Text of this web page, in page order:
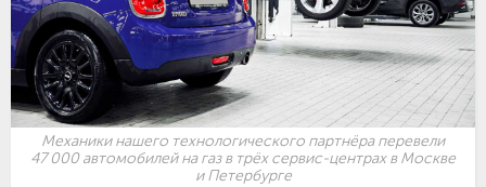
Механики нашего технологического партнёра перевели
47 000 автомобилей на газ в трёх сервис-центрах в Москве
и Петербурге